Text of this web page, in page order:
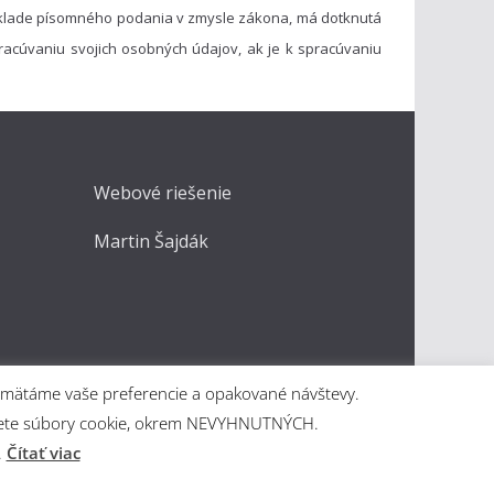
písomného podania v zmysle zákona, má dotknutá
svojich osobných údajov, ak je k spracúvaniu
Webové riešenie
Martin Šajdák
vaše preferencie a opakované návštevy.
súbory cookie, okrem NEVYHNUTNÝCH.
Čítať viac